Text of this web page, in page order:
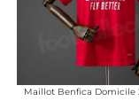
Maillot Benfica Domicile